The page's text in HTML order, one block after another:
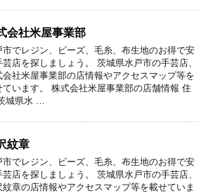
会社米屋事業部
市でレジン、ビーズ、毛糸、布生地のお得で安
芸店を探しましょう。 茨城県水戸市の手芸店、
会社米屋事業部の店情報やアクセスマップ等を
ています。 株式会社米屋事業部の店舗情報 住
城県水 …
紋章
市でレジン、ビーズ、毛糸、布生地のお得で安
芸店を探しましょう。 茨城県水戸市の手芸店、
紋章の店情報やアクセスマップ等を載せていま